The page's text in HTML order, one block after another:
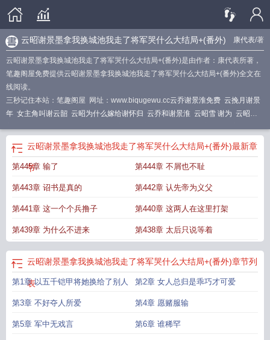
康代表/著
云昭谢景墨拿我换城池我走了将军哭什么大结局+(番外)
云昭谢景墨拿我换城池我走了将军哭什么大结局+(番外)是由作者：康代表所著，
笔趣阁屋免费提供云昭谢景墨拿我换城池我走了将军哭什么大结局+(番外)全文在
线阅读。
三秒记住本站：笔趣阁屋 网址：www.biqugewu.cc云乔谢景淮免费 云挽月谢景
年 女主角叫谢云韶 云昭为什么嫁给谢怀归 云乔和谢景淮 云昭雪 谢为 云昭郡
云昭和谢怀归
云昭谢景墨拿我换城池我走了将军哭什么大结局+(番外)最新章
节
第445章 输了 第444章 不屑也不耻
第443章 诏书是真的 第442章 认先帝为义父
第441章 这一个个兵撸子 第440章 这两人在这里打架
第439章 为什么不进来 第438章 太后只说等着
云昭谢景墨拿我换城池我走了将军哭什么大结局+(番外)章节列
表
第1章 以五千铠甲将她换给了别人 第2章 女人总归是乖巧才可爱
第3章 不好夺人所爱 第4章 愿赌服输
第5章 军中无戏言 第6章 谁稀罕